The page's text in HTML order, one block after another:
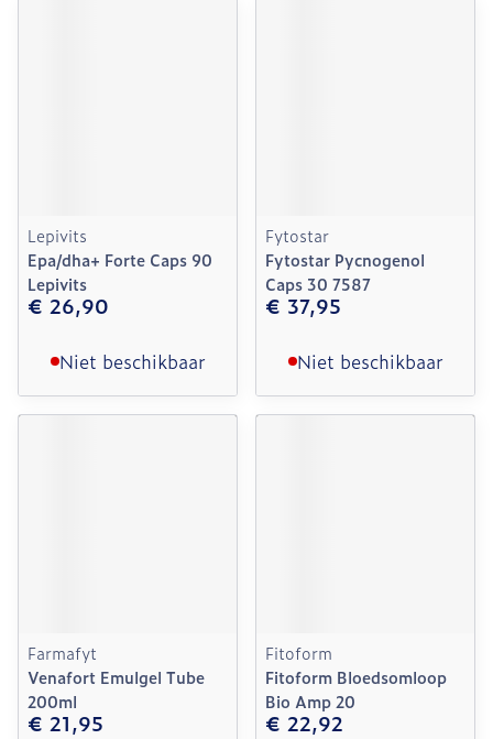
Lepivits
Epa/dha+ Forte Caps 90
Lepivits
€ 26,90
Niet beschikbaar
Fytostar
Fytostar Pycnogenol
Caps 30 7587
€ 37,95
Niet beschikbaar
Farmafyt
Venafort Emulgel Tube
200ml
€ 21,95
Fitoform
Fitoform Bloedsomloop
Bio Amp 20
€ 22,92